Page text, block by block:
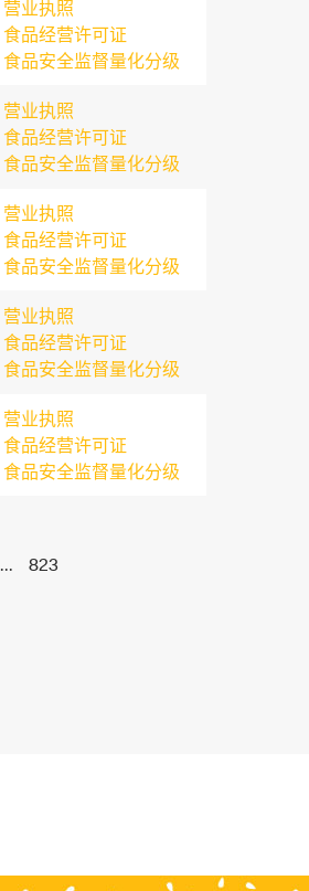
营业执照
食品经营许可证
食品安全监督量化分级
营业执照
食品经营许可证
食品安全监督量化分级
营业执照
食品经营许可证
食品安全监督量化分级
营业执照
食品经营许可证
食品安全监督量化分级
营业执照
食品经营许可证
食品安全监督量化分级
... 823